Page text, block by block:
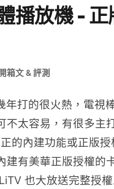
播放機 -
開箱文 & 評測
打的很火熱，電視
不太容易，有很多主
的內建功能或正版
有美華正版授權的
也大放送完整授